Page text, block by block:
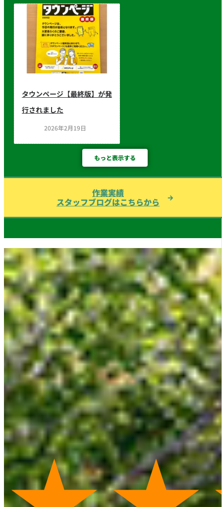
タウンページ【最終版】が発
行されました
2026年2月19日
もっと表示する
作業実績
スタッフブログはこちらから